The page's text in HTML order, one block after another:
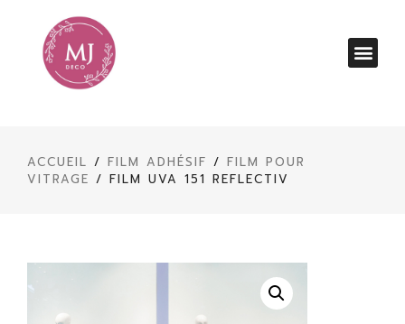
ACCUEIL / FILM ADHÉSIF / FILM POUR
VITRAGE / FILM UVA 151 REFLECTIV